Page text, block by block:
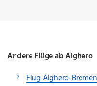
Andere Flüge ab Alghero
Flug Alghero-Bremen